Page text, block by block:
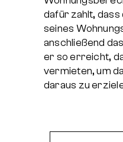
dafür zahlt,
seines
anschließend
er so erreicht,
vermieten, um
daraus zu